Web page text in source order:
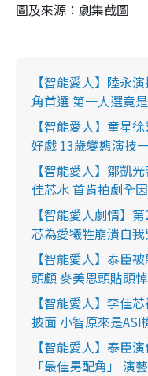
圖及來源：劇集截圖
【智能愛人】陸永
角首選 第一人選竟
【智能愛人】童星
好戲 13歲變態演技
【智能愛人】鄒凱
佳芯水 首肯拍劇全
【智能愛人劇情】
芯為愛犧牲崩潰自
【智能愛人】泰臣
頭顱 麥美恩頭貼頭
【智能愛人】李佳
披面 小智原來是
【智能愛人】泰臣
「最佳男配角」 演